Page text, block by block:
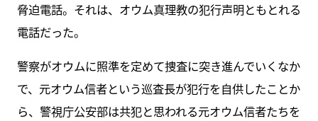
脅迫電話。それは、オウム真理教の犯行声明ともとれる
電話だった。
警察がオウムに照準を定めて捜査に突き進んでいくなか
で、元オウム信者という巡査長が犯行を自供したことか
ら、警視庁公安部は共犯と思われる元オウム信者たちを